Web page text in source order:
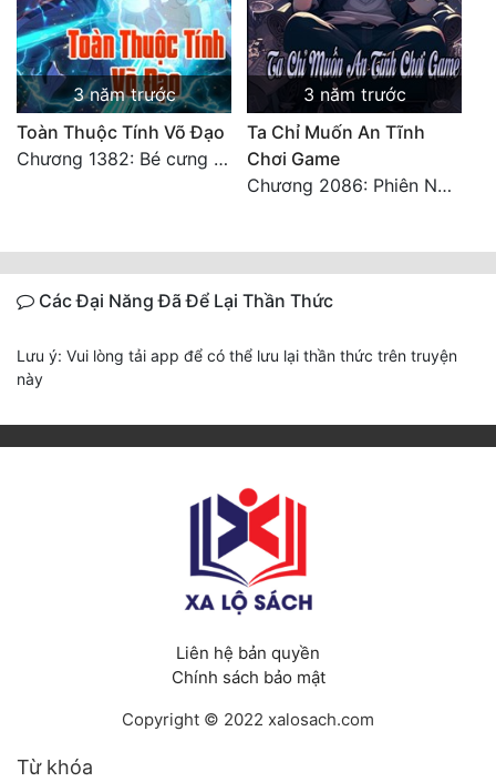
3 năm trước
Toàn Thuộc Tính Võ Đạo
Chương 1382: Bé cưng à, đừng chạy (2)
3 năm trước
Ta Chỉ Muốn An Tĩnh
Chơi Game
Chương 2086: Phiên Ngoại. HẾT.
Các Đại Năng Đã Để Lại Thần Thức
Lưu ý: Vui lòng tải app để có thể lưu lại thần thức trên truyện
này
Liên hệ bản quyền
Chính sách bảo mật
Copyright © 2022 xalosach.com
Từ khóa